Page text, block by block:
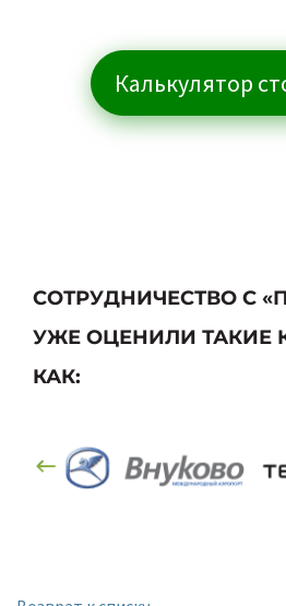
Калькулятор
СОТРУДНИЧЕСТВО С
УЖЕ ОЦЕНИЛИ ТАКИЕ
КАК: